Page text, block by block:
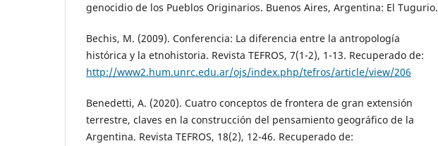
genocidio de los Pueblos Originarios. Buenos Aires, Argentina: El Tugurio.
Bechis, M. (2009). Conferencia: La diferencia entre la antropología
histórica y la etnohistoria. Revista TEFROS, 7(1-2), 1-13. Recuperado de:
http://www2.hum.unrc.edu.ar/ojs/index.php/tefros/article/view/206
Benedetti, A. (2020). Cuatro conceptos de frontera de gran extensión
terrestre, claves en la construcción del pensamiento geográfico de la
Argentina. Revista TEFROS, 18(2), 12-46. Recuperado de: